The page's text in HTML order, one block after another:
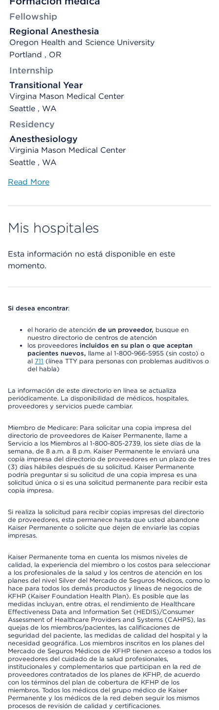
Fellowship
Regional Anesthesia
Oregon Health and Science University
Portland , OR
Internship
Transitional Year
Virgina Mason Medical Center
Seattle , WA
Residency
Anesthesiology
Virginia Mason Medical Center
Seattle , WA
Read More
Mis hospitales
Esta información no está disponible en este
momento.
Si desea encontrar:
el horario de atención de un proveedor, busque en
nuestro directorio de centros de atención
los proveedores incluidos en su plan o que aceptan
pacientes nuevos, llame al 1-800-966-5955 (sin costo) o
al 711 (línea TTY para personas con problemas auditivos o
del habla)
La información de este directorio en línea se actualiza
periódicamente. La disponibilidad de médicos, hospitales,
proveedores y servicios puede cambiar.
Miembro de Medicare: Para solicitar una copia impresa del
directorio de proveedores de Kaiser Permanente, llame a
Servicio a los Miembros al 1-800-805-2739, los siete días de la
semana, de 8 a.m. a 8 p.m. Kaiser Permanente le enviará una
copia impresa del directorio de proveedores en un plazo de tres
(3) días hábiles después de su solicitud. Kaiser Permanente
podría preguntar si su solicitud de una copia impresa es una
solicitud única o si es una solicitud permanente para recibir esta
copia impresa.
Si realiza la solicitud para recibir copias impresas del directorio
de proveedores, esta permanece hasta que usted abandone
Kaiser Permanente o solicite que dejen de enviarle las copias
impresas.
Kaiser Permanente toma en cuenta los mismos niveles de
calidad, la experiencia del miembro o los costos para seleccionar
a los profesionales de la salud y los centros de atención en los
planes del nivel Silver del Mercado de Seguros Médicos, como lo
hace para todos los demás productos y líneas de negocios de
KFHP (Kaiser Foundation Health Plan). Es posible que las
medidas incluyan, entre otras, el rendimiento de Healthcare
Effectiveness Data and Information Set (HEDIS)/Consumer
Assessment of Healthcare Providers and Systems (CAHPS), las
quejas de los miembros/pacientes, las calificaciones de
seguridad del paciente, las medidas de calidad del hospital y la
necesidad geográfica. Los miembros inscritos en los planes del
Mercado de Seguros Médicos de KFHP tienen acceso a todos los
proveedores del cuidado de la salud profesionales,
institucionales y complementarios que participan en la red de
proveedores contratados de los planes de KFHP, de acuerdo
con los términos del plan de cobertura de KFHP de los
miembros. Todos los médicos del grupo médico de Kaiser
Permanente y los médicos de la red deben seguir los mismos
procesos de revisión de calidad y certificaciones.